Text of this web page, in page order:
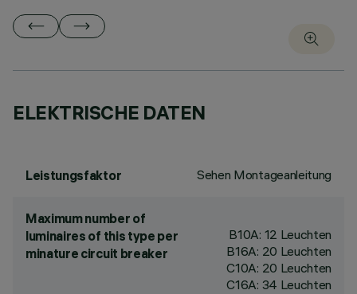
ELEKTRISCHE DATEN
Leistungsfaktor Sehen Montageanleitung
Maximum number of
luminaires of this type per
minature circuit breaker
B10A: 12 Leuchten
B16A: 20 Leuchten
C10A: 20 Leuchten
C16A: 34 Leuchten